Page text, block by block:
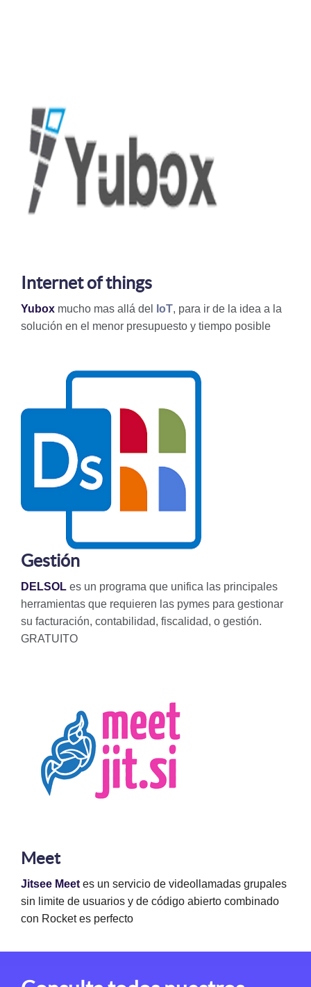
Internet of things
Yubox mucho mas allá del IoT, para ir de la idea a la
solución en el menor presupuesto y tiempo posible
Gestión
DELSOL es un programa que unifica las principales
herramientas que requieren las pymes para gestionar
su facturación, contabilidad, fiscalidad, o gestión.
GRATUITO
Meet
Jitsee Meet es un servicio de videollamadas grupales
sin limite de usuarios y de código abierto combinado
con Rocket es perfecto